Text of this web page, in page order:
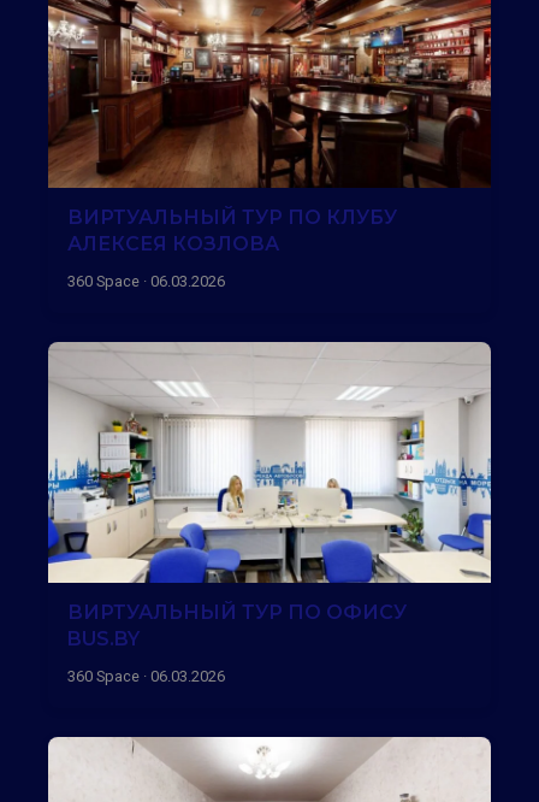
ВИРТУАЛЬНЫЙ ТУР ПО КЛУБУ
АЛЕКСЕЯ КОЗЛОВА
360 Space · 06.03.2026
ВИРТУАЛЬНЫЙ ТУР ПО ОФИСУ
BUS.BY
360 Space · 06.03.2026